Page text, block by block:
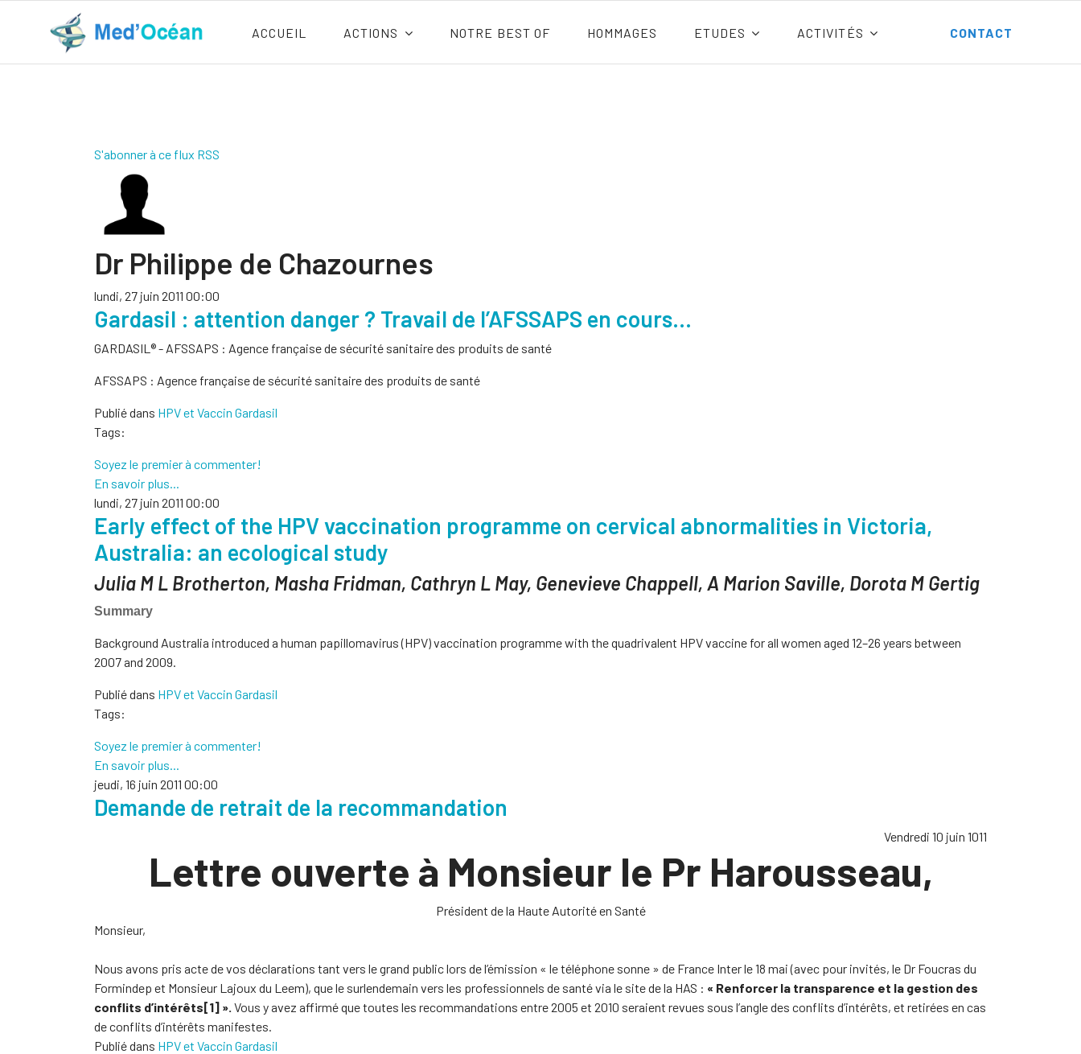
ACCUEIL ACTIONS NOTRE BEST OF HOMMAGES ETUDES ACTIVITÉS CONTACT
S'abonner à ce flux RSS
Dr Philippe de Chazournes
lundi, 27 juin 2011 00:00
Gardasil : attention danger ? Travail de l’AFSSAPS en cours…
GARDASIL® - AFSSAPS : Agence française de sécurité sanitaire des produits de santé
AFSSAPS : Agence française de sécurité sanitaire des produits de santé
Publié dans HPV et Vaccin Gardasil
Tags:
Soyez le premier à commenter!
En savoir plus...
lundi, 27 juin 2011 00:00
Early effect of the HPV vaccination programme on cervical abnormalities in Victoria,
Australia: an ecological study
Julia M L Brotherton, Masha Fridman, Cathryn L May, Genevieve Chappell, A Marion Saville, Dorota M Gertig
Summary
Background Australia introduced a human papillomavirus (HPV) vaccination programme with the quadrivalent HPV vaccine for all women aged 12–26 years between
2007 and 2009.
Publié dans HPV et Vaccin Gardasil
Tags:
Soyez le premier à commenter!
En savoir plus...
jeudi, 16 juin 2011 00:00
Demande de retrait de la recommandation
Vendredi 10 juin 1011
Lettre ouverte à Monsieur le Pr Harousseau,
Président de la Haute Autorité en Santé
Monsieur,
Nous avons pris acte de vos déclarations tant vers le grand public lors de l’émission « le téléphone sonne » de France Inter le 18 mai (avec pour invités, le Dr Foucras du
Formindep et Monsieur Lajoux du Leem), que le surlendemain vers les professionnels de santé via le site de la HAS : « Renforcer la transparence et la gestion des
conflits d’intérêts[1] ». Vous y avez affirmé que toutes les recommandations entre 2005 et 2010 seraient revues sous l’angle des conflits d’intérêts, et retirées en cas
de conflits d’intérêts manifestes.
Publié dans HPV et Vaccin Gardasil